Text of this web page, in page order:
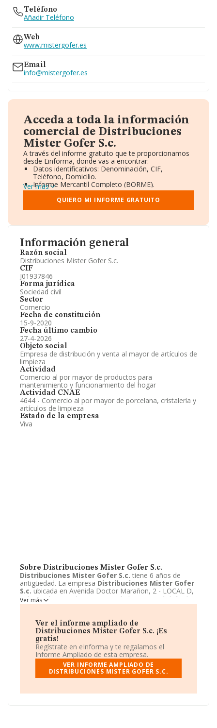
Información general
Razón social
Distribuciones Mister Gofer S.c.
CIF
J01937846
Forma jurídica
Sociedad civil
Sector
Comercio
Fecha de constitución
15-9-2020
Fecha último cambio
27-4-2026
Objeto social
Empresa de distribución y venta al mayor de artículos de
limpieza
Actividad
Comercio al por mayor de productos para
mantenimiento y funcionamiento del hogar
Actividad CNAE
4644 - Comercio al por mayor de porcelana, cristalería y
artículos de limpieza
Estado de la empresa
Viva
Sobre Distribuciones Mister Gofer S.c.
Distribuciones Mister Gofer S.c. tiene 6 años de
antigüedad. La empresa Distribuciones Mister Gofer
S.c.ubicada en Avenida Doctor Marañon, 2 - LOCAL D,
Velez-malaga, Malaga. Su actividad CNAE está definida
como 4644 - Comercio al por mayor de porcelana,
Distribuciones Mister Gofer S.c.es Sociedad civil. Si
quiere conseguir más información sobre
Distribuciones Mister Gofer S.c.
la encontrará en su
web:http://www.mistergofer.es.
Ver más
Ver el informe ampliado de
Distribuciones Mister Gofer S.c. ¡Es
gratis!
Regístrate en eInforma y te regalamos el
Informe Ampliado de esta empresa.
VER INFORME AMPLIADO DE
DISTRIBUCIONES MISTER GOFER S.C.
Teléfono
Añadir Teléfono
Web
www.mistergofer.es
Email
info@mistergofer.es
Acceda a toda la información
comercial de Distribuciones
Mister Gofer S.c.
A través del informe gratuito que te proporcionamos
desde Einforma, donde vas a encontrar:
Datos identificativos: Denominación, CIF,
Teléfono, Domicilio.
Informe Mercantil Completo (BORME).
Gráficos de Evolución Ventas y Empleados.
Consejo de Administración y Administradores.
Directivos y Ejecutivos.
Información oficial y registral complementaria.
Ver más
QUIERO MI INFORME GRATUITO